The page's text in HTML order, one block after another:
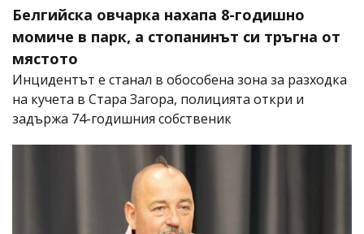
Белгийска овчарка нахапа 8-годишно
момиче в парк, а стопанинът си тръгна от
мястото
Инцидентът е станал в обособена зона за разходка
на кучета в Стара Загора, полицията откри и
задържа 74-годишния собственик